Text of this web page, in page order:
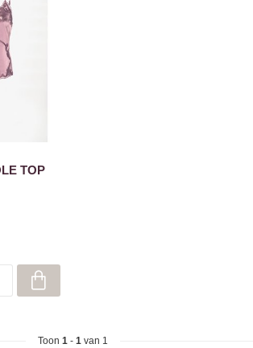
TOP
Toon 1- 1van 1